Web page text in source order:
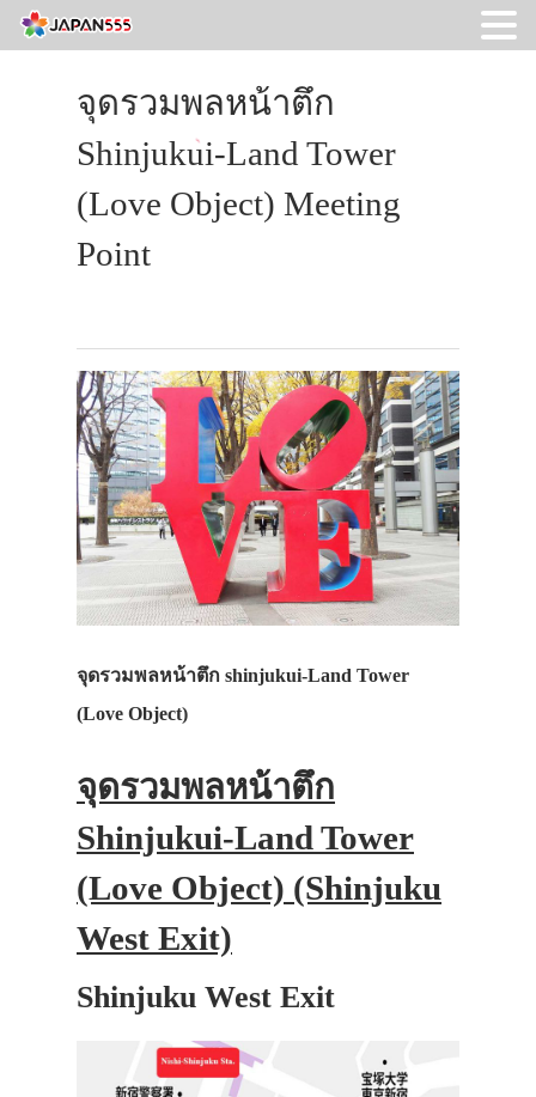
จุดรวมพลหน้าตึก
Shinjukui-Land Tower
(Love Object) Meeting
Point
จุดรวมพลหน้าตึก shinjukui-Land Tower
(Love Object)
จุดรวมพลหน้าตึก
Shinjukui-Land Tower
(Love Object) (Shinjuku
West Exit)
Shinjuku West Exit